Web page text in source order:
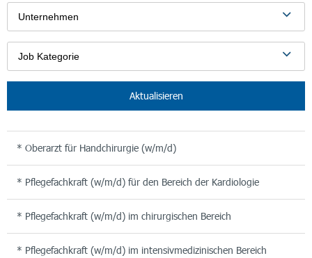
Unternehmen
Job Kategorie
Aktualisieren
* Oberarzt für Handchirurgie (w/m/d)
* Pflegefachkraft (w/m/d) für den Bereich der Kardiologie
* Pflegefachkraft (w/m/d) im chirurgischen Bereich
* Pflegefachkraft (w/m/d) im intensivmedizinischen Bereich